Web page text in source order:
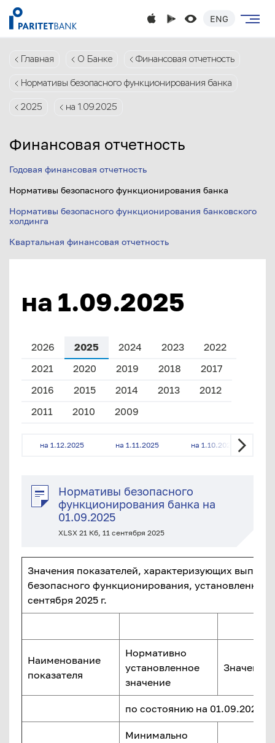
ENG
Главная О Банке Финансовая отчетность
Нормативы безопасного функционирования банка
2025 на 1.09.2025
Финансовая отчетность
Годовая финансовая отчетность
Нормативы безопасного функционирования банка
Нормативы безопасного функционирования банковского
холдинга
Квартальная финансовая отчетность
на 1.09.2025
2026 2025 2024 2023
2022
2021
2020 2019 2018
2017
2016
2015 2014 2013
2012
2011
2010 2009
на 1.12.2025 на 1.11.2025 на 1.10.2025
Нормативы безопасного
функционирования банка на
01.09.2025
XLSX 21 Кб, 11 сентября 2025
Значения показателей, характеризующих
безопасного функционирования,
сентября 2025 г.
Наименование
показателя
Нормативно
установленное
значение
Значение
по состоянию на 01.09.2025 г.
Минимально